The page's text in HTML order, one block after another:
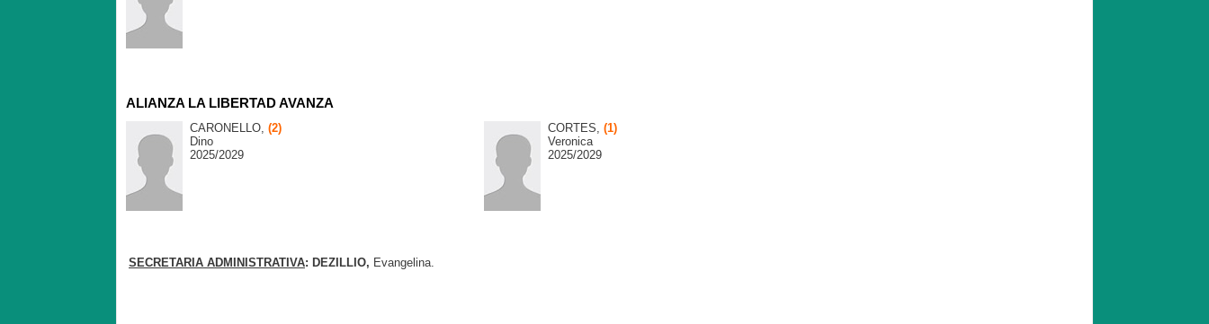
ALIANZA LA LIBERTAD AVANZA
CARONELLO, (2)
Dino
2025/2029
CORTES, (1)
Veronica
2025/2029
SECRETARIA ADMINISTRATIVA: DEZILLIO, Evangelina.